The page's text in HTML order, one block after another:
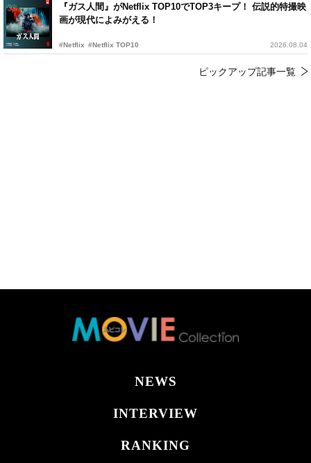
『ガス人間』がNetflix TOP10でTOP3キープ！ 伝説的特撮映
画が現代によみがえる！
#Netflix #Netflix TOP10 2026.08.04
ピックアップ記事一覧
NEWS
INTERVIEW
RANKING